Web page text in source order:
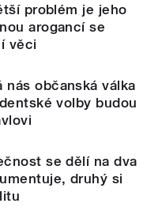
problém je jeho
arogancí se
věci
nás občanská válka
volby budou
se dělí na dva
druhý si